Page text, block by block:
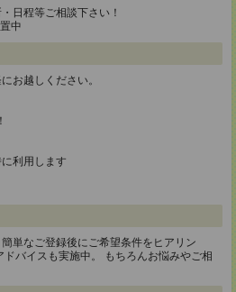
日程等ご相談下さい！
中
お越しください。
利用します
単なご登録後にご希望条件をヒアリン
バイスも実施中。 もちろんお悩みやご相